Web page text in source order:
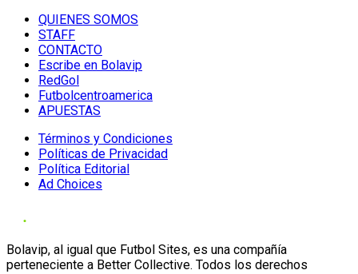
QUIENES SOMOS
STAFF
CONTACTO
Escribe en Bolavip
RedGol
Futbolcentroamerica
APUESTAS
Términos y Condiciones
Políticas de Privacidad
Política Editorial
Ad Choices
Bolavip, al igual que Futbol Sites, es una compañía
perteneciente a Better Collective. Todos los derechos